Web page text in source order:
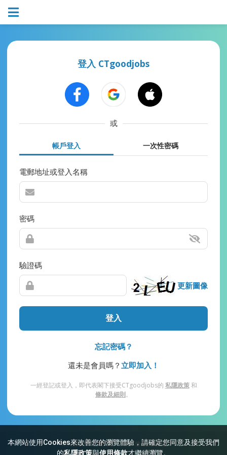
本網站使用Cookies來改善您的瀏覽體驗，請確定您同意及接受我們
的私隱政策與使用條款才繼續瀏覽。
登入 CTgoodjobs
或
帳戶登入 一次性密碼
電郵地址或登入名稱
密碼
驗證碼
更新圖像
登入
忘記密碼？
還未是會員嗎？ 立即加入！
一經登記或登入，即代表閣下接受CTgoodjobs的 私隱政策和
條款及細則。
網站索引 常見問題 私隱 條款及細則